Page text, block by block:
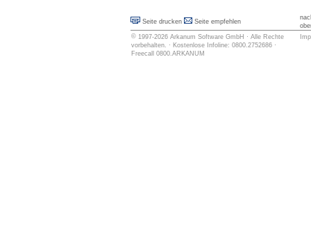
Seite drucken Seite empfehlen
© 1997-2026 Arkanum Software GmbH · Alle Rechte
vorbehalten. · Kostenlose Infoline: 0800.2752686 ·
Freecall 0800.ARKANUM